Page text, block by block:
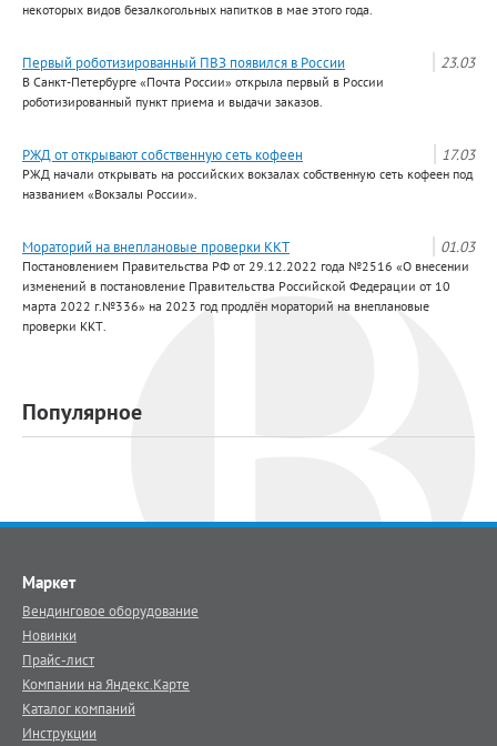
некоторых видов безалкогольных напитков в мае этого года.
23.03
Первый роботизированный ПВЗ появился в России
В Санкт-Петербурге «Почта России» открыла первый в России
роботизированный пункт приема и выдачи заказов.
17.03
РЖД от открывают собственную сеть кофеен
РЖД начали открывать на российских вокзалах собственную сеть кофеен под
названием «Вокзалы России».
01.03
Мораторий на внеплановые проверки ККТ
Постановлением Правительства РФ от 29.12.2022 года №2516 «О внесении
изменений в постановление Правительства Российской Федерации от 10
марта 2022 г.№336» на 2023 год продлён мораторий на внеплановые
проверки ККТ.
Популярное
Маркет
Вендинговое оборудование
Новинки
Прайс-лист
Компании на Яндекс.Карте
Каталог компаний
Инструкции